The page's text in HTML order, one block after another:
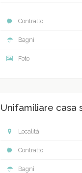
Contratto
Bagni
Foto
Unifamiliare casa
Località
Contratto
Bagni